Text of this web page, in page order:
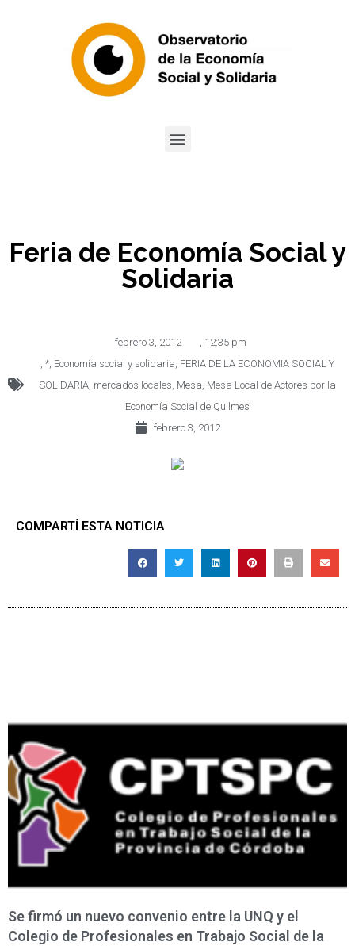
Feria de Economía Social y
Solidaria
febrero 3, 2012
12:35 pm
*, Economía social y solidaria FERIA DE LA ECONOMIA SOCIAL Y
SOLIDARIA, mercados locales Mesa Mesa Local de Actores por la
Economía Social de Quilmes
febrero 3, 2012
COMPARTÍ ESTA NOTICIA
Se firmó un nuevo convenio entre la UNQ y el
Colegio de Profesionales en Trabajo Social de la